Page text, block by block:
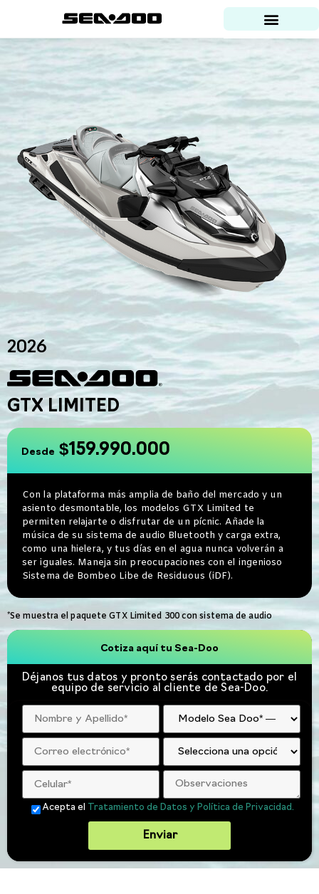
2026
GTX LIMITED
Desde $159.990.000
Con la plataforma más amplia de baño del mercado y un
asiento desmontable, los modelos GTX Limited te
permiten relajarte o disfrutar de un pícnic. Añade la
música de su sistema de audio Bluetooth y carga extra,
como una hielera, y tus días en el agua nunca volverán a
ser iguales. Maneja sin preocupaciones con el ingenioso
Sistema de Bombeo Libe de Residuous (iDF).
*Se muestra el paquete GTX Limited 300 con sistema de audio
Cotiza aquí tu Sea-Doo
Déjanos tus datos y pronto serás contactado por el
equipo de servicio al cliente de Sea-Doo.
Acepta el Tratamiento de Datos y Política de Privacidad.